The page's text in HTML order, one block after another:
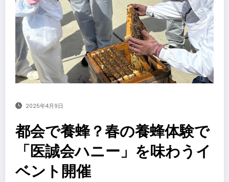
2025年4月9日
都会で養蜂？春の養蜂体験で
「医誠会ハニー」を味わうイ
ベント開催